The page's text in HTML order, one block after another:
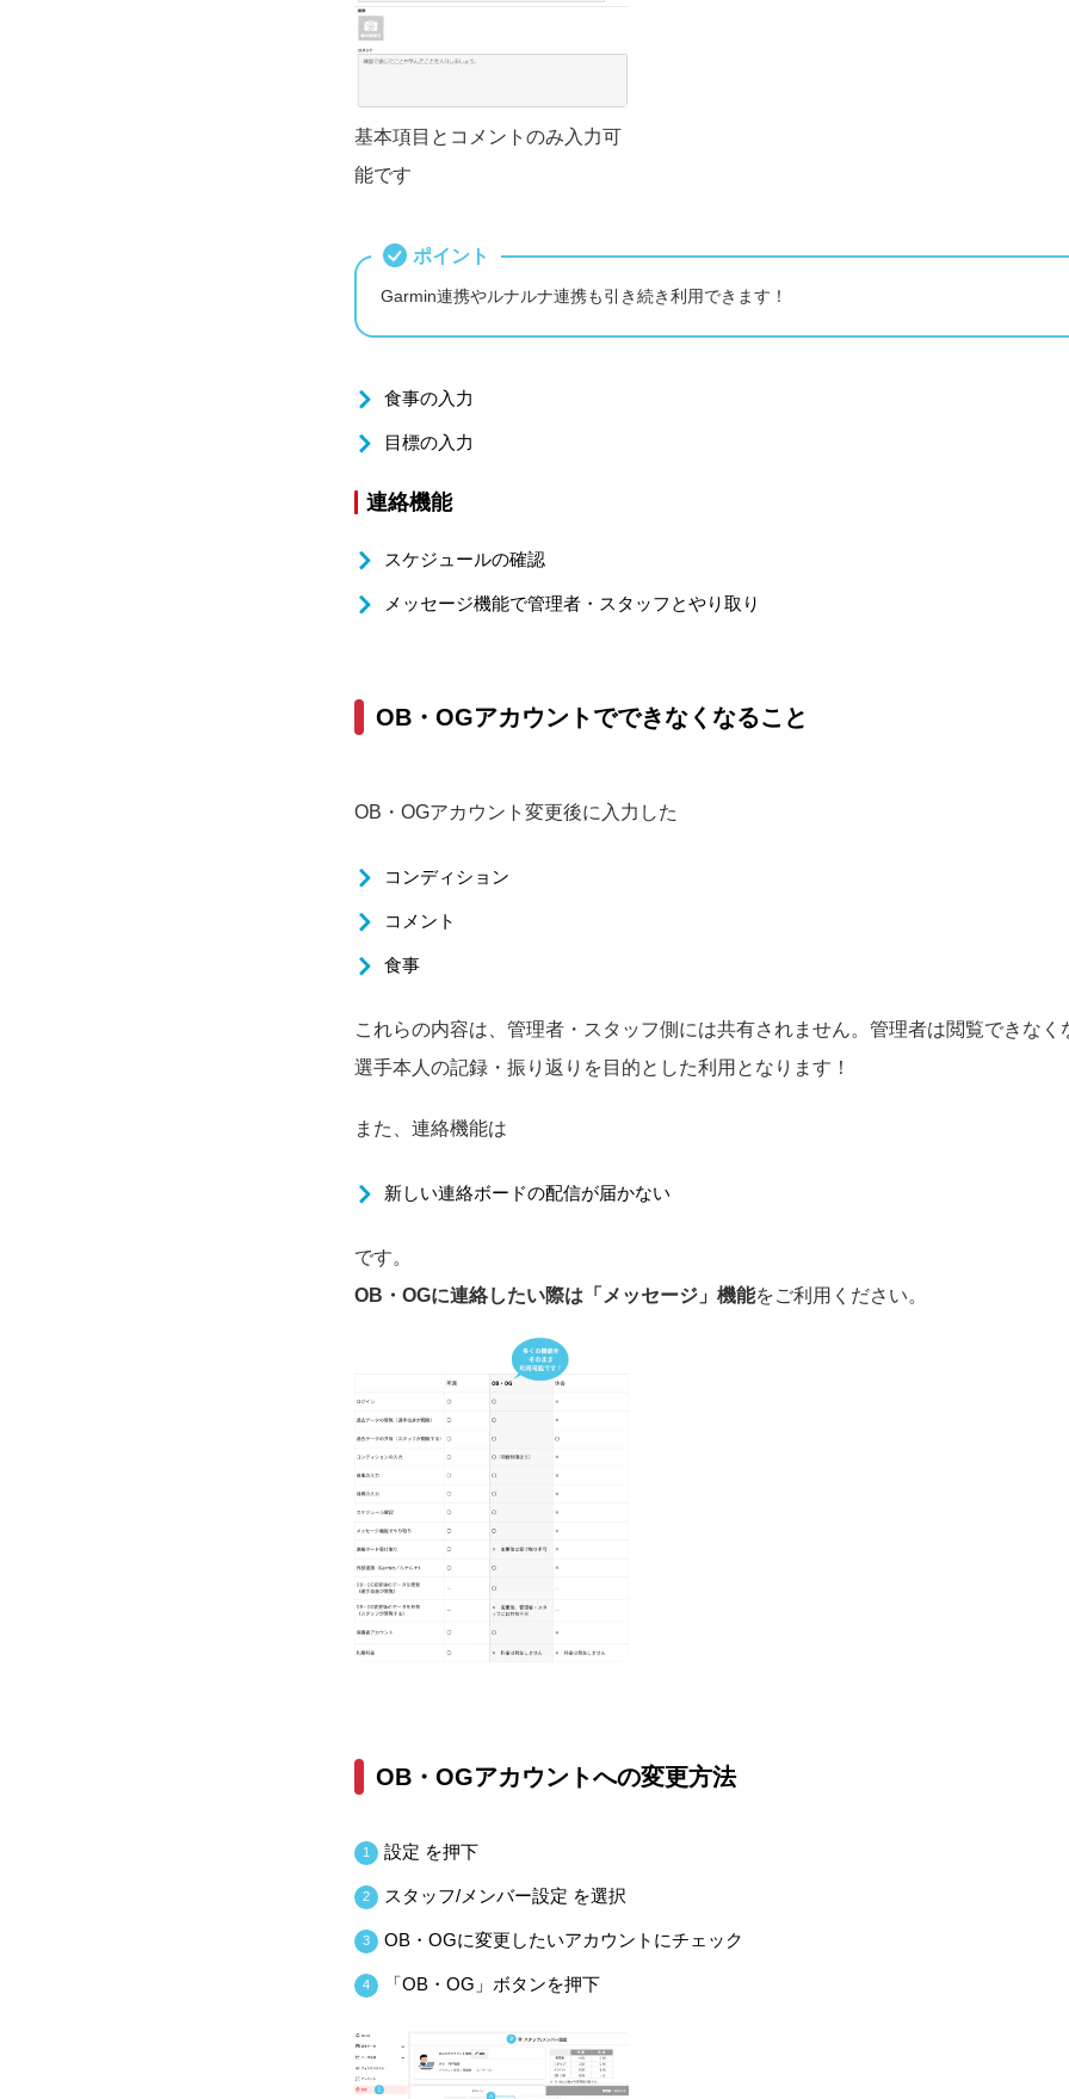
基本項目とコメントのみ入力可
能です
ポイント
Garmin連携やルナルナ連携も引き続き利用できます！
食事の入力
目標の入力
連絡機能
スケジュールの確認
メッセージ機能で管理者・スタッフとやり取り
OB・OGアカウントでできなくなること
OB・OGアカウント変更後に入力した
コンディション
コメント
食事
これらの内容は、管理者・スタッフ側には共有されません。管理者は閲覧できなく
選手本人の記録・振り返りを目的とした利用となります！
また、連絡機能は
新しい連絡ボードの配信が届かない
です。
OB・OGに連絡したい際は「メッセージ」機能をご利用ください。
OB・OGアカウントへの変更方法
1 設定 を押下
2 スタッフ/メンバー設定 を選択
3 OB・OGに変更したいアカウントにチェック
4 「OB・OG」ボタンを押下